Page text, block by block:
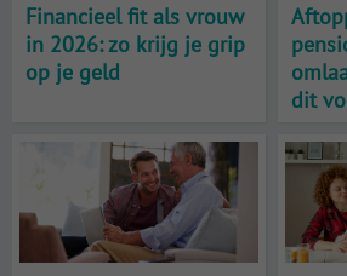
Financieel fit als vrouw
in 2026: zo krijg je grip
op je geld
dit